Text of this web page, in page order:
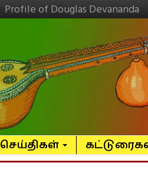
Profile of Douglas Devananda
செய்திகள்